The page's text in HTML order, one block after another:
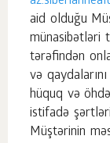
aid olduğu
münasibətləri
tərəfindən
və
hüquq və
istifadə
Müştərinin